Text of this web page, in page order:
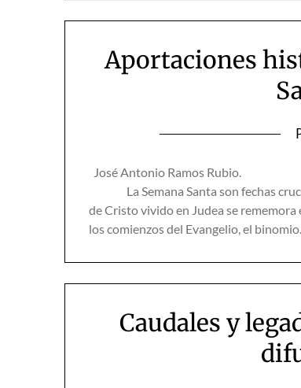
Aportaciones
José Antonio Ramos Rubio. 1.-
La Semana Santa son fechas
de Cristo vivido en Judea se
los comienzos del Evangelio, el
Caudales y